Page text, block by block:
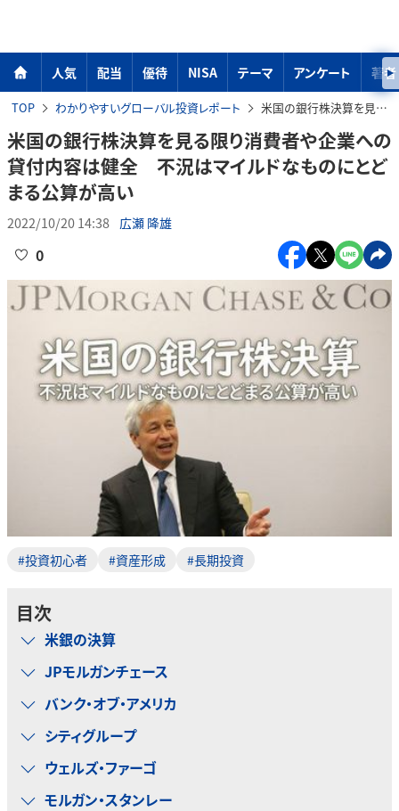
人気 配当 優待 NISA テーマ アンケート 著者
TOP わかりやすいグローバル投資レポート 米国の銀行株決算を見る限り消費者や企業への貸付内容は健全 不況はマイルドなものにとどまる公算が高い
米国の銀行株決算を見る限り消費者や企業への
貸付内容は健全 不況はマイルドなものにとど
まる公算が高い
2022/10/20 14:38 広瀬 隆雄
0
#投資初心者 #資産形成 #長期投資
目次
米銀の決算
JPモルガンチェース
バンク・オブ・アメリカ
シティグループ
ウェルズ・ファーゴ
モルガン・スタンレー